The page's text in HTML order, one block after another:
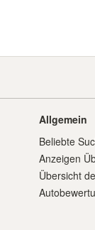
Allgemein
Beliebte
Anzeigen
Übersicht